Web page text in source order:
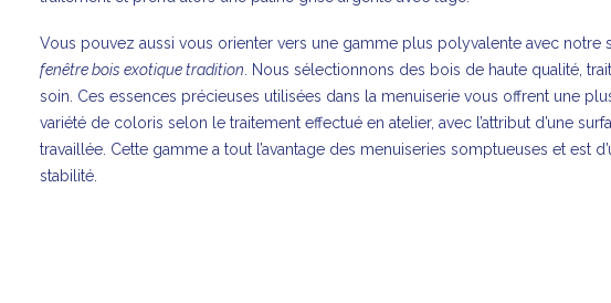
Vous pouvez aussi vous orienter vers une gamme plus polyvalente avec notre
fenêtre bois exotique tradition . Nous sélectionnons des bois de haute qualité,
soin. Ces essences précieuses utilisées dans la menuiserie vous offrent une
variété de coloris selon le traitement effectué en atelier, avec l’attribut d’une
travaillée. Cette gamme a tout l’avantage des menuiseries somptueuses et est
stabilité.